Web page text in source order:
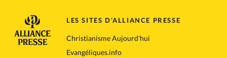
LES SITES D'ALLIANCE PRESSE
Christianisme Aujourd'hui
Evangéliques.info